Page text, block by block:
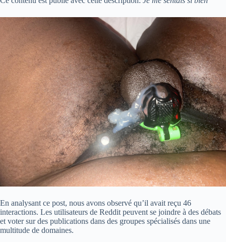
En analysant ce post, nous avons observé qu’il avait reçu 46
interactions. Les utilisateurs de Reddit peuvent se joindre à des débats
et voter sur des publications dans des groupes spécialisés dans une
multitude de domaines.